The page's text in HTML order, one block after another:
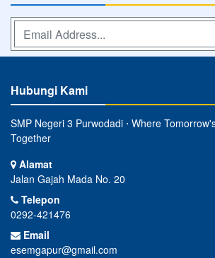
Hubungi Kami
SMP Negeri 3 Purwodadi ⋅ Where
Together
Alamat
Jalan Gajah Mada No. 20
Telepon
0292-421476
Email
esemgapur@gmail.com